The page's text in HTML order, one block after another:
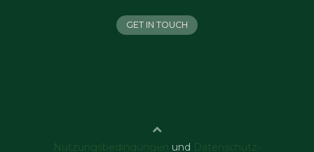
GET IN TOUCH
Nutzungsbedingungen und Datenschutz-